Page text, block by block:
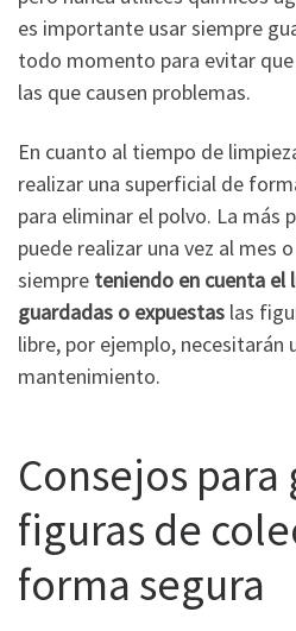
es importante usar siempre
todo momento para evitar
las que causen problemas.
En cuanto al tiempo de
realizar una superficial de
para eliminar el polvo. La más
puede realizar una vez al mes
siempre teniendo en cuenta el
guardadas o expuestas las
libre, por ejemplo, necesitarán
mantenimiento.
Consejos
figuras de
forma segura